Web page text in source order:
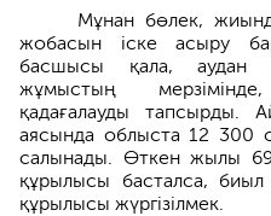
Мұнан бөлек,
жобасын іске асыру
басшысы қала, аудан
жұмыстың
қадағалауды тапсырды.
аясында облыста 12 300
салынады. Өткен жылы
құрылысы басталса,
құрылысы жүргізілмек.